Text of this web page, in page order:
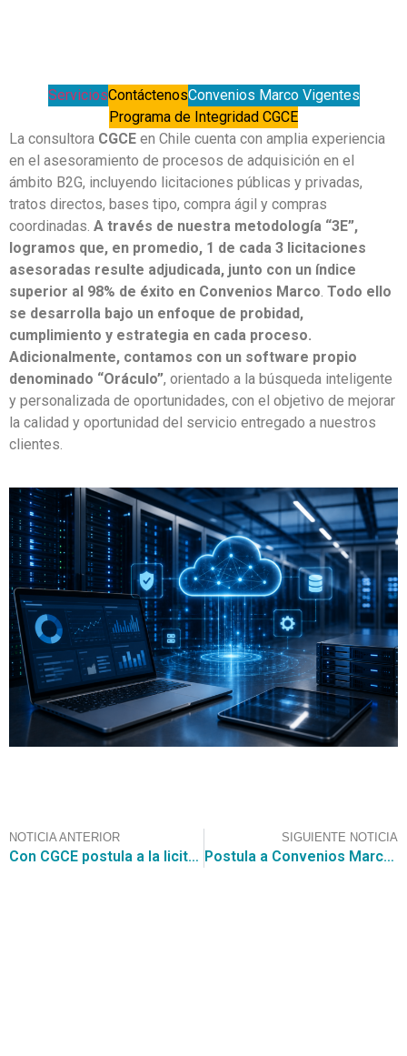
ServiciosContáctenosConvenios Marco Vigentes
Programa de Integridad CGCE
La consultora CGCE en Chile cuenta con amplia experiencia
en el asesoramiento de procesos de adquisición en el
ámbito B2G, incluyendo licitaciones públicas y privadas,
tratos directos, bases tipo, compra ágil y compras
coordinadas. A través de nuestra metodología “3E”,
logramos que, en promedio, 1 de cada 3 licitaciones
asesoradas resulte adjudicada, junto con un índice
superior al 98% de éxito en Convenios Marco. Todo ello
se desarrolla bajo un enfoque de probidad,
cumplimiento y estrategia en cada proceso.
Adicionalmente, contamos con un software propio
denominado “Oráculo”, orientado a la búsqueda inteligente
y personalizada de oportunidades, con el objetivo de mejorar
la calidad y oportunidad del servicio entregado a nuestros
clientes.
NOTICIA ANTERIOR
Con CGCE postula a la licitación por Medios de Contraste e Insumos con Inyectoras del Hospital Clínico Dra. Eloísa Díaz I. La Florida
SIGUIENTE NOTICIA
Postula a Convenios Marco con CGCE y participa en grandes compras públicas como Adquisición Licencia Microsoft por US 767.578